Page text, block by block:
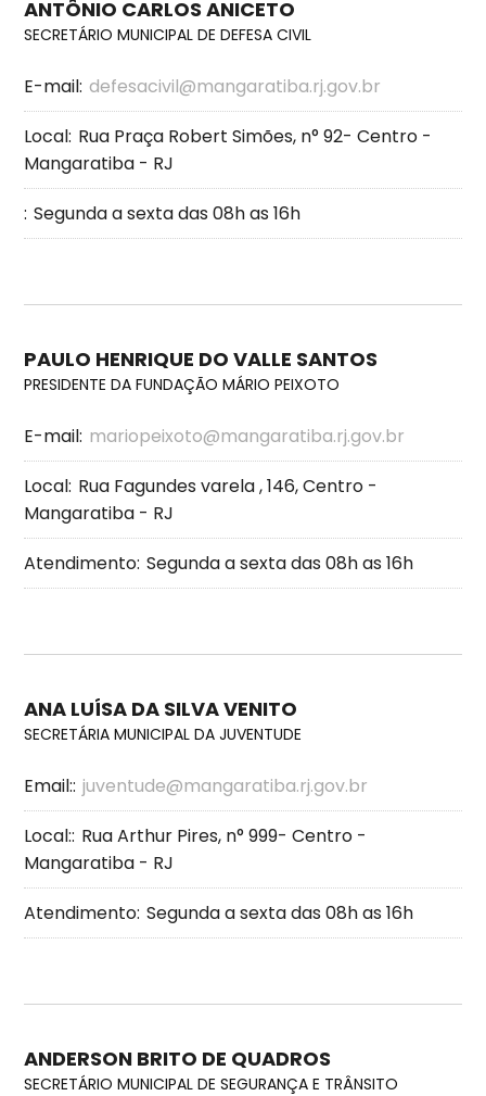
ANTÔNIO CARLOS ANICETO
SECRETÁRIO MUNICIPAL DE DEFESA CIVIL
E-mail: defesacivil@mangaratiba.rj.gov.br
Local: Rua Praça Robert Simões, n° 92- Centro -
Mangaratiba - RJ
: Segunda a sexta das 08h as 16h
PAULO HENRIQUE DO VALLE SANTOS
PRESIDENTE DA FUNDAÇÃO MÁRIO PEIXOTO
E-mail: mariopeixoto@mangaratiba.rj.gov.br
Local: Rua Fagundes varela , 146, Centro -
Mangaratiba - RJ
Atendimento: Segunda a sexta das 08h as 16h
ANA LUÍSA DA SILVA VENITO
SECRETÁRIA MUNICIPAL DA JUVENTUDE
Email:: juventude@mangaratiba.rj.gov.br
Local:: Rua Arthur Pires, n° 999- Centro -
Mangaratiba - RJ
Atendimento: Segunda a sexta das 08h as 16h
ANDERSON BRITO DE QUADROS
SECRETÁRIO MUNICIPAL DE SEGURANÇA E TRÂNSITO